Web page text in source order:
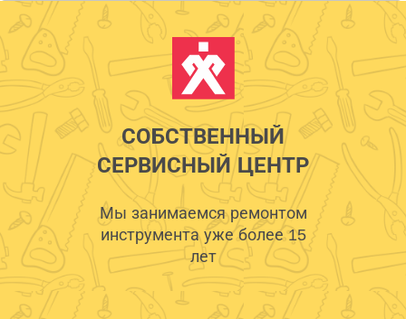
СОБСТВЕННЫЙ
СЕРВИСНЫЙ ЦЕНТР
Мы занимаемся ремонтом
инструмента уже более 15
лет